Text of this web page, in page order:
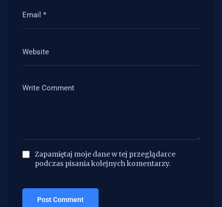
Zapamiętaj moje dane w tej przeglądarce
podczas pisania kolejnych komentarzy.